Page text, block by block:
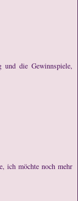
die Gewinnspiele,
ich möchte noch mehr